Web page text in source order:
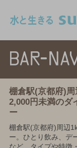
棚倉駅(京都府)
2,000円未満のダ
ー
棚倉駅(京都府)周辺
ー。ひとり飲み、デ